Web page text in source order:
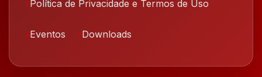
Política de Privacidade e Termos de Uso
Eventos Downloads